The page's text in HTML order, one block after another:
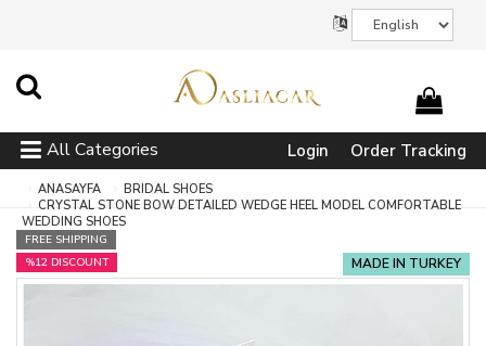
All Categories Login Order Tracking
ANASAYFA
BRIDAL SHOES
CRYSTAL STONE BOW DETAILED WEDGE HEEL MODEL COMFORTABLE
WEDDING SHOES
FREE SHIPPING
%12 DISCOUNT
MADE IN TURKEY